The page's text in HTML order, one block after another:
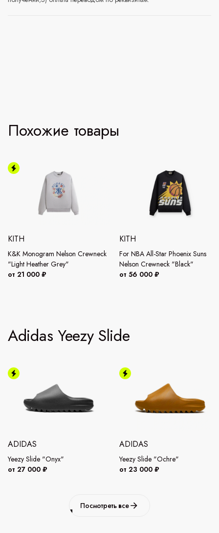
Похожие товары
KITH
K&K Monogram Nelson Crewneck
"Light Heather Grey"
от 21 000 ₽
KITH
For NBA All-Star Phoenix Suns
Nelson Crewneck "Black"
от 56 000 ₽
Adidas Yeezy Slide
ADIDAS
Yeezy Slide "Onyx"
от 27 000 ₽
ADIDAS
Yeezy Slide "Ochre"
от 23 000 ₽
Посмотреть все